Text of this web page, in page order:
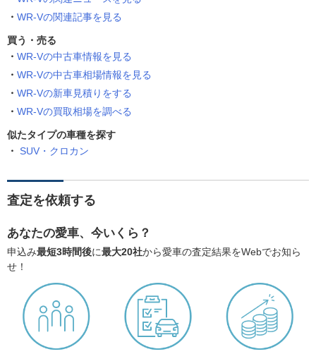
WR-Vの関連記事を見る
買う・売る
WR-Vの中古車情報を見る
WR-Vの中古車相場情報を見る
WR-Vの新車見積りをする
WR-Vの買取相場を調べる
似たタイプの車種を探す
SUV・クロカン
査定を依頼する
あなたの愛車、今いくら？
申込み最短3時間後に最大20社から愛車の査定結果をWebでお知ら
せ！